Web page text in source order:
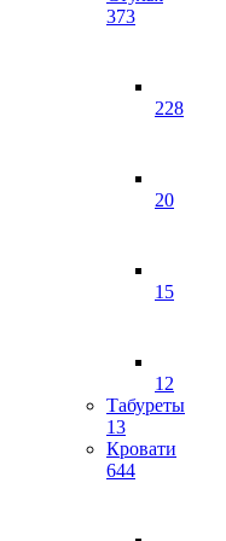
373
228
20
15
12
Табуреты
13
Кровати
644